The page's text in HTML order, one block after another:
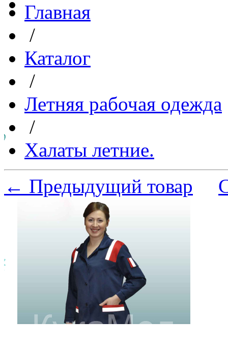
Главная
/
Каталог
/
Летняя рабочая одежда
/
Халаты летние.
← Предыдущий товар